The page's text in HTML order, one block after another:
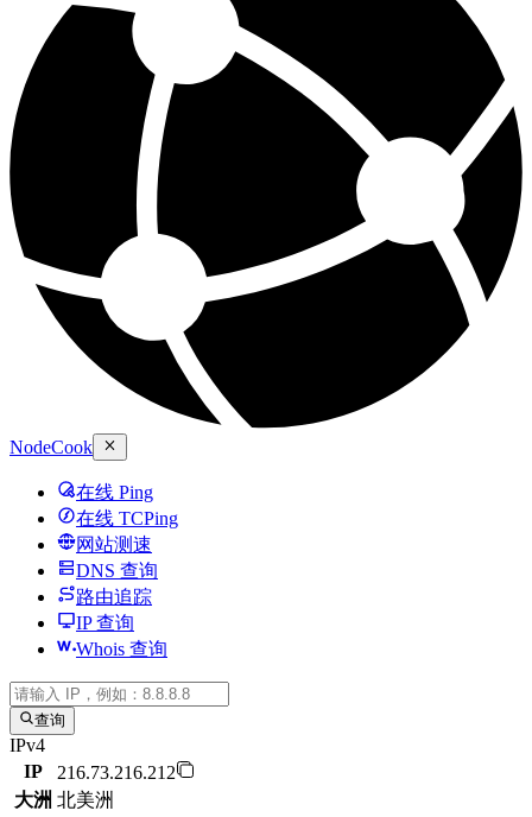
NodeCook
在线 Ping
在线 TCPing
网站测速
DNS 查询
路由追踪
IP 查询
Whois 查询
查询
IPv4
IP
216.73.216.212
大洲 北美洲